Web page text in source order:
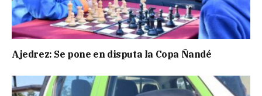
Ajedrez: Se pone en disputa la Copa Ñandé